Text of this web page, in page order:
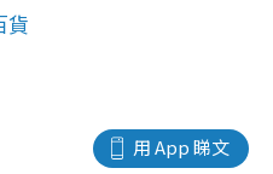
貨
用 App 睇文